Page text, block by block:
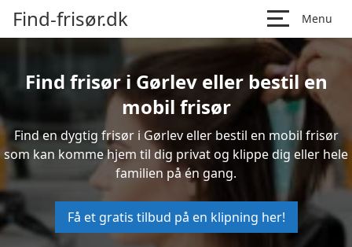
Find-frisør.dk Menu
Find frisør i Gørlev eller bestil en
mobil frisør
Find en dygtig frisør i Gørlev eller bestil en mobil frisør
som kan komme hjem til dig privat og klippe dig eller hele
familien på én gang.
Få et gratis tilbud på en klipning her!